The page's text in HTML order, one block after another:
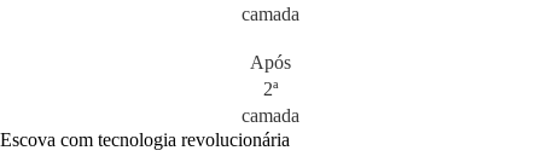
camada
Após
2ª
camada
Escova com tecnologia revolucionária